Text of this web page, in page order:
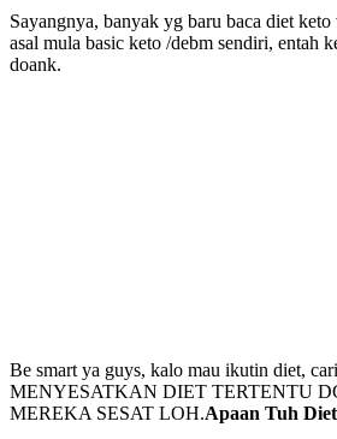
Sayangnya, banyak yg baru baca diet
asal mula basic keto /debm sendiri, entah
doank.
Be smart ya guys, kalo mau ikutin diet,
MENYESATKAN DIET TERTENTU
MEREKA SESAT LOH.Apaan Tuh